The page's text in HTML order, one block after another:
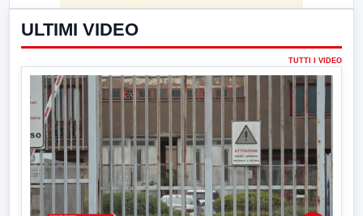
ULTIMI VIDEO
TUTTI I VIDEO